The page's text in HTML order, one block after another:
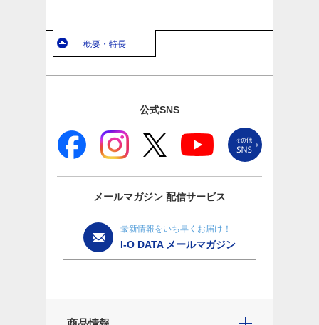
概要・特長
公式SNS
メールマガジン 配信サービス
最新情報をいち早くお届け！
I-O DATA メールマガジン